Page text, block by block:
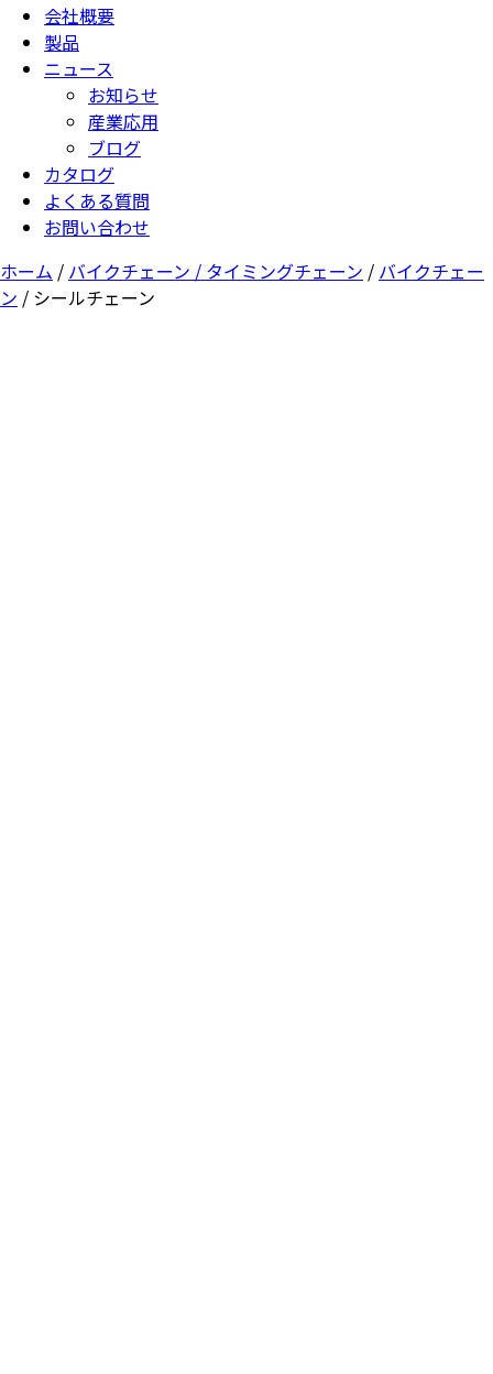
会社概要
製品
ニュース
お知らせ
産業応用
ブログ
カタログ
よくある質問
お問い合わせ
ホーム / バイクチェーン / タイミングチェーン / バイクチェー
ン / シールチェーン